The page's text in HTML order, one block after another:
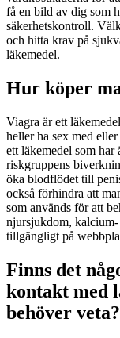
få en bild av dig som
säkerhetskontroll.
och hitta krav på
läkemedel.
Hur köper
Viagra är ett
heller ha sex med
ett läkemedel som
riskgruppens
öka blodflödet till
också förhindra att
som används för att
njursjukdom,
tillgängligt på
Finns det
kontakt med
behöver veta?